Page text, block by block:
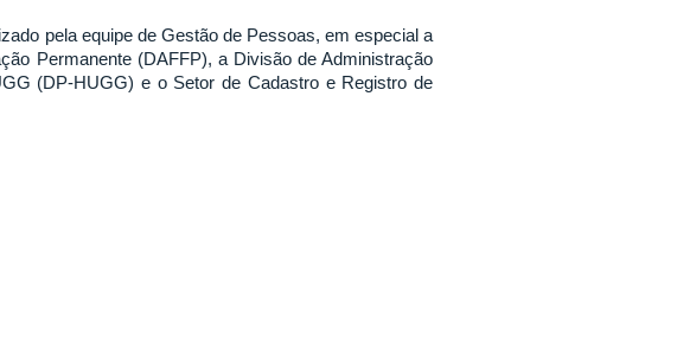
pela equipe de Gestão de Pessoas, em especial a
Permanente (DAFFP), a Divisão de Administração
(DP-HUGG) e o Setor de Cadastro e Registro de